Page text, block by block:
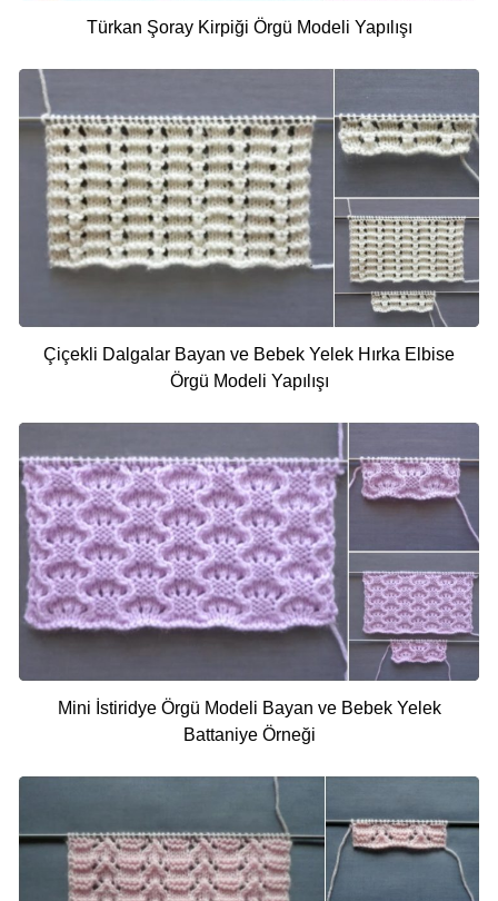
Türkan Şoray Kirpiği Örgü Modeli Yapılışı
Çiçekli Dalgalar Bayan ve Bebek Yelek Hırka Elbise
Örgü Modeli Yapılışı
Mini İstiridye Örgü Modeli Bayan ve Bebek Yelek
Battaniye Örneği